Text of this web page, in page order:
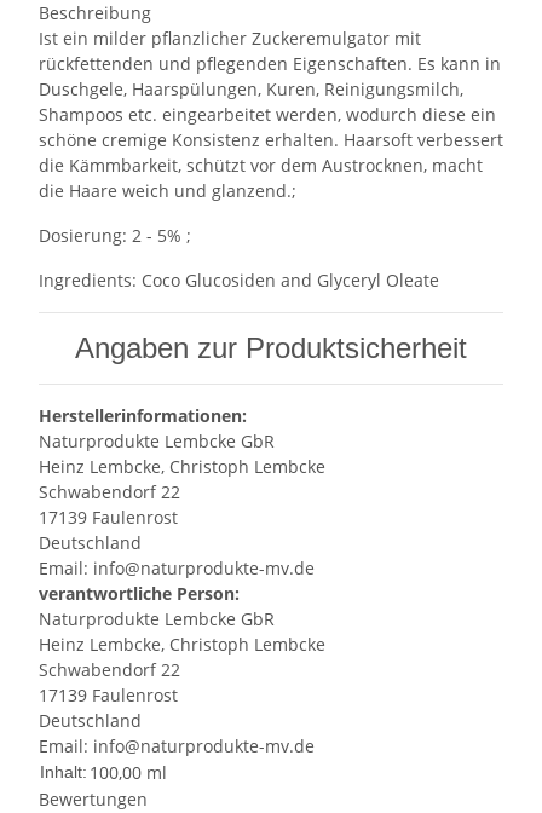
Beschreibung
Ist ein milder pflanzlicher Zuckeremulgator mit
rückfettenden und pflegenden Eigenschaften. Es kann in
Duschgele, Haarspülungen, Kuren, Reinigungsmilch,
Shampoos etc. eingearbeitet werden, wodurch diese ein
schöne cremige Konsistenz erhalten. Haarsoft verbessert
die Kämmbarkeit, schützt vor dem Austrocknen, macht
die Haare weich und glanzend.;
Dosierung: 2 - 5% ;
Ingredients: Coco Glucosiden and Glyceryl Oleate
Angaben zur Produktsicherheit
Herstellerinformationen:
Naturprodukte Lembcke GbR
Heinz Lembcke, Christoph Lembcke
Schwabendorf 22
17139 Faulenrost
Deutschland
Email: info@naturprodukte-mv.de
verantwortliche Person:
Naturprodukte Lembcke GbR
Heinz Lembcke, Christoph Lembcke
Schwabendorf 22
17139 Faulenrost
Deutschland
Email: info@naturprodukte-mv.de
Inhalt: 100,00 ml
Bewertungen